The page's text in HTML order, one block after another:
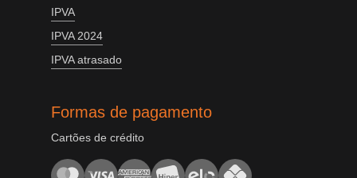
IPVA
IPVA 2024
IPVA atrasado
Formas de pagamento
Cartões de crédito